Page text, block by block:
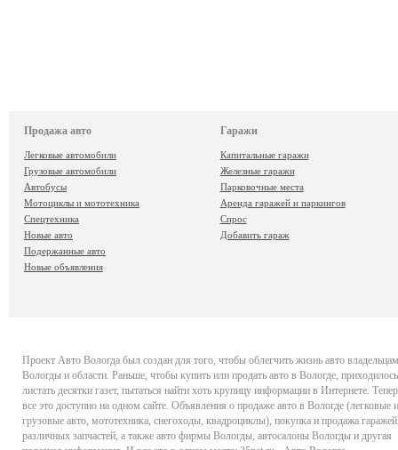
Продажа авто
Легковые автомобили
Грузовые автомобили
Автобусы
Мотоциклы и мототехника
Спецтехника
Новые авто
Подержанные авто
Новые объявления
Гаражи
Капитальные гаражи
Железные гаражи
Парковочные места
Аренда гаражей и паркингов
Спрос
Добавить гараж
Проект Авто Вологда был создан для того, чтобы облегчить жизнь авто владельцам
Вологды и области. Раньше, чтобы купить или продать авто в Вологде, приходилось
листать десятки газет, пытаться найти хоть крупицу информации в Интернете.
все это доступно на одном сайте. Объявления о продаже авто в Вологде (легковые и
грузовые авто, мототехника, снегоходы, квадроциклы), покупка и продажа
различных запчастей, а также авто фирмы Вологды, автосалоны Вологды и другая